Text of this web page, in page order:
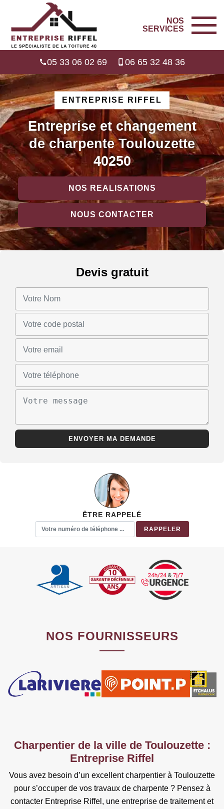
NOS
SERVICES
05 33 06 02 69 06 65 32 48 36
ENTREPRISE RIFFEL
Entreprise et changement
de charpente Toulouzette
40250
NOS REALISATIONS
NOUS CONTACTER
Devis gratuit
ÊTRE RAPPELÉ
NOS FOURNISSEURS
Charpentier de la ville de Toulouzette :
Entreprise Riffel
Vous avez besoin d’un excellent charpentier à Toulouzette
pour s’occuper de vos travaux de charpente ? Pensez à
contacter Entreprise Riffel, une entreprise de traitement et